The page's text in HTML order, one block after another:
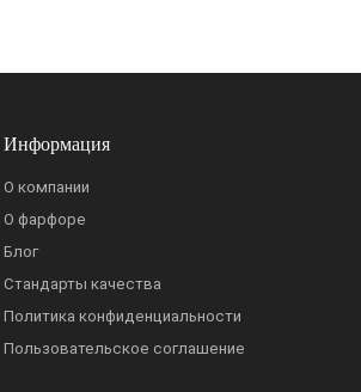
Информация
О компании
О фарфоре
Блог
Стандарты качества
Политика конфиденциальности
Пользовательское соглашение